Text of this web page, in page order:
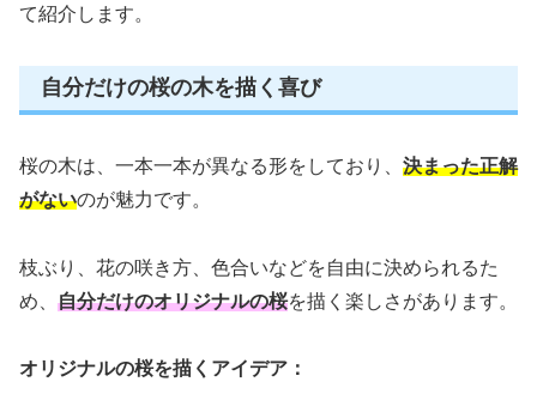
て紹介します。
自分だけの桜の木を描く喜び
桜の木は、一本一本が異なる形をしており、 決まった正解
がないのが魅力です。
枝ぶり、花の咲き方、色合いなどを自由に決められるた
め、 自分だけのオリジナルの桜を描く楽しさがあります。
オリジナルの桜を描くアイデア：